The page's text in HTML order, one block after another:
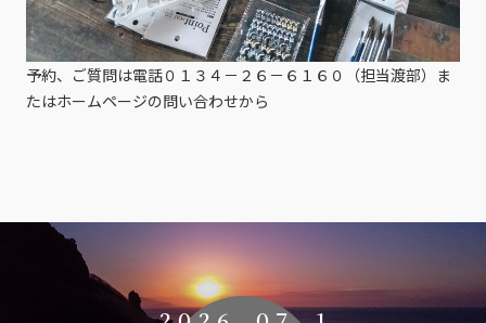
予約、ご質問は電話０１３４－２６－６１６０（担当渡部）ま
たはホームページの問い合わせから